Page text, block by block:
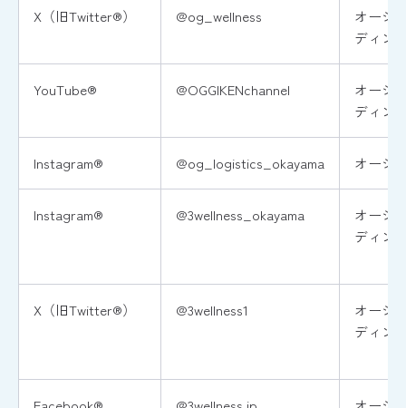
X（旧Twitter®） @og_wellness
オージ
ディン
YouTube® @OGGIKENchannel
オージ
ディン
Instagram® @og_logistics_okayama オージ
Instagram® @3wellness_okayama
オージ
ディン
X（旧Twitter®） @3wellness1
オージ
ディン